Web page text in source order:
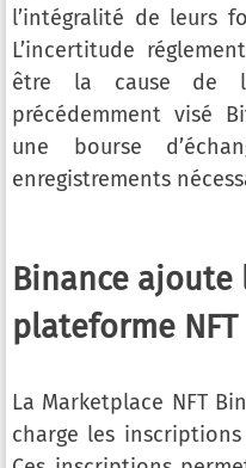
l’intégralité de leurs
L’incertitude
être la cause de
précédemment visé
une bourse
enregistrements
Binance ajoute
plateforme NFT
La Marketplace NFT
charge les